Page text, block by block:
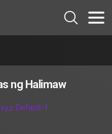
ng Halimaw
Default-1